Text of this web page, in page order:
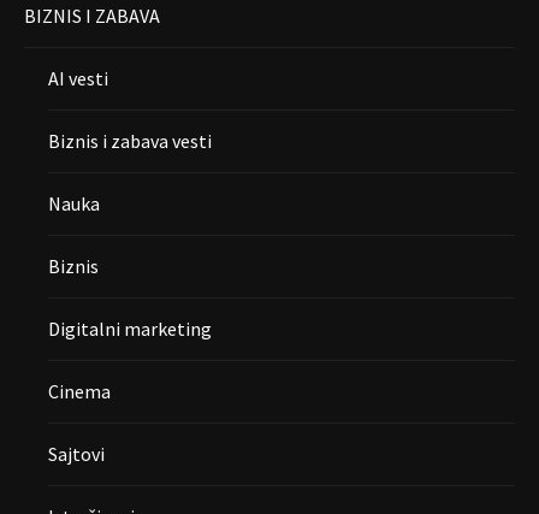
BIZNIS I ZABAVA
AI vesti
Biznis i zabava vesti
Nauka
Biznis
Digitalni marketing
Cinema
Sajtovi